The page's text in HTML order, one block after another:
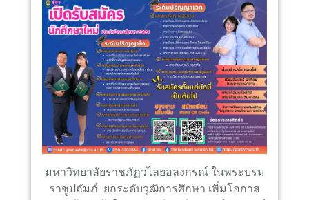
มหาวิทยาลัยราชภัฏวไลยอลงกรณ์ ในพระบรม
ราชูปถัมภ์ ยกระดับวุฒิการศึกษา เพิ่มโอกาส